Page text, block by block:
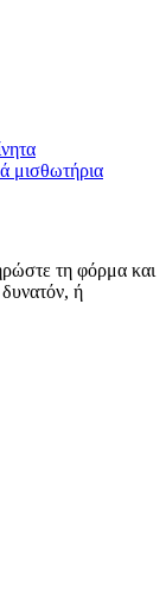
μισθωτήρια
τη φόρμα και
ή